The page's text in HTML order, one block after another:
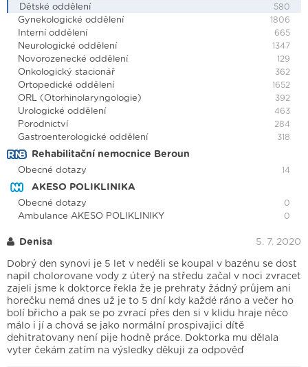
Dětské oddělení 580
Gynekologické oddělení 1806
Interní oddělení 665
Neurologické oddělení 1347
Novorozenecké oddělení 129
Onkologický stacionář 362
Ortopedické oddělení 1652
ORL (Otorhinolaryngologie) 392
Urologické oddělení 463
Porodnictví 284
Gastroenterologické oddělení 318
Rehabilitační nemocnice Beroun
Obecné dotazy 14
AKESO POLIKLINIKA
Obecné dotazy 0
Ambulance AKESO POLIKLINIKY 0
Denisa 5. 7. 2020
Dobrý den synovi je 5 let v neděli se koupal v bazénu se dost
napil cholorovane vody z úterý na středu začal v noci zvracet
zajeli jsme k doktorce řekla že je prehraty žádný průjem ani
horečku nemá dnes už je to 5 dní kdy každé ráno a večer ho
bolí břicho a pak se po zvrací přes den si v klidu hraje něco
málo i jí a chová se jako normální prospivajici dítě
dehitratovany není pije hodně práce. Doktorka mu dělala
vyter čekám zatím na výsledky děkuji za odpověď